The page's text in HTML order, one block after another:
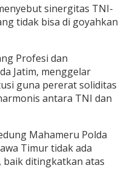
sinergitas TNI-
tidak bisa di goyahkan
Profesi dan
Jatim, menggelar
guna pererat soliditas
antara TNI dan
Mahameru Polda
Timur tidak ada
baik ditingkatkan atas